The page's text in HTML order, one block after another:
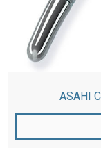
ASAHI